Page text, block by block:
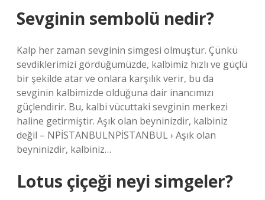
Sevginin sembolü nedir?
Kalp her zaman sevginin simgesi olmuştur. Çünkü
sevdiklerimizi gördüğümüzde, kalbimiz hızlı ve güçlü
bir şekilde atar ve onlara karşılık verir, bu da
sevginin kalbimizde olduğuna dair inancımızı
güçlendirir. Bu, kalbi vücuttaki sevginin merkezi
haline getirmiştir. Aşık olan beyninizdir, kalbiniz
değil – NPİSTANBULNPİSTANBUL › Aşık olan
beyninizdir, kalbiniz…
Lotus çiçeği neyi simgeler?